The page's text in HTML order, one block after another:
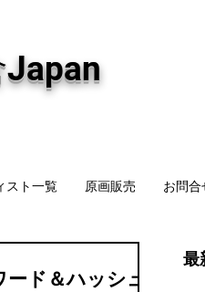
スト一覧 原画販売 お問合
ド＆ハッシュ
最